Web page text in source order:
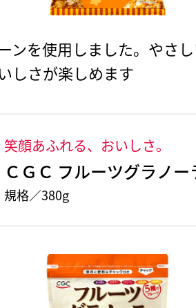
ンを使用しました。やさ
しさが楽しめます
笑顔あふれる、おいしさ。
ＣＧＣ フルーツグラノー
規格／380g